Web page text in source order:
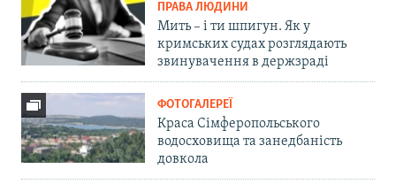
ПРАВА ЛЮДИНИ
Мить – і ти шпигун. Як у
кримських судах розглядають
звинувачення в держзраді
ФОТОГАЛЕРЕЇ
Краса Сімферопольського
водосховища та занедбаність
довкола